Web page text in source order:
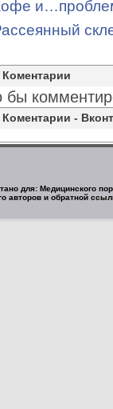
Коментарии
бы
Коментарии -
для: Медицинского
авторов и обратной